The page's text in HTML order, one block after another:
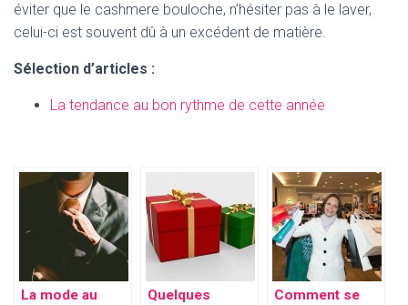
éviter que le cashmere bouloche, n’hésiter pas à le laver,
celui-ci est souvent dû à un excédent de matière.
Sélection d’articles :
La tendance au bon rythme de cette année
La mode au
Quelques
Comment se